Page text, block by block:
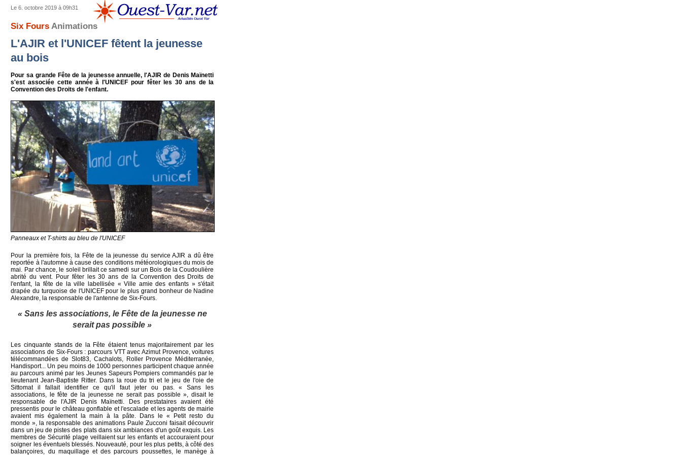
Le 6. octobre 2019 à 09h31
Six Fours Animations
L'AJIR et l'UNICEF fêtent la jeunesse
au bois
Pour sa grande Fête de la jeunesse annuelle, l'AJIR de Denis Maïnetti
s'est associée cette année à l'UNICEF pour fêter les 30 ans de la
Convention des Droits de l'enfant.
Panneaux et T-shirts au bleu de l'UNICEF
Pour la première fois, la Fête de la jeunesse du service AJIR a dû être
reportée à l'automne à cause des conditions météorologiques du mois de
mai. Par chance, le soleil brillait ce samedi sur un Bois de la Coudoulière
abrité du vent. Pour fêter les 30 ans de la Convention des Droits de
l'enfant, la fête de la ville labellisée « Ville amie des enfants » s'était
drapée du turquoise de l'UNICEF pour le plus grand bonheur de Nadine
Alexandre, la responsable de l'antenne de Six-Fours.
« Sans les associations, le Fête de la jeunesse ne
serait pas possible »
Les cinquante stands de la Fête étaient tenus majoritairement par les
associations de Six-Fours : parcours VTT avec Azimut Provence, voitures
télécommandées de Slot83, Cachalots, Roller Provence Méditerranée,
Handisport... Un peu moins de 1000 personnes participent chaque année
au parcours animé par les Jeunes Sapeurs Pompiers commandés par le
lieutenant Jean-Baptiste Ritter. Dans la roue du tri et le jeu de l'oie de
Sittomat il fallait identifier ce qu'il faut jeter ou pas. « Sans les
associations, le fête de la jeunesse ne serait pas possible », disait le
responsable de l'AJIR Denis Maïnetti. Des prestataires avaient été
pressentis pour le château gonflable et l'escalade et les agents de mairie
avaient mis également la main à la pâte. Dans le « Petit resto du
monde », la responsable des animations Paule Zucconi faisait découvrir
dans un jeu de pistes des plats dans six ambiances d'un goût exquis. Les
membres de Sécurité plage veillaient sur les enfants et accouraient pour
soigner les éventuels blessés. Nouveauté, pour les plus petits, à côté des
balançoires, du maquillage et des parcours poussettes, le manège à